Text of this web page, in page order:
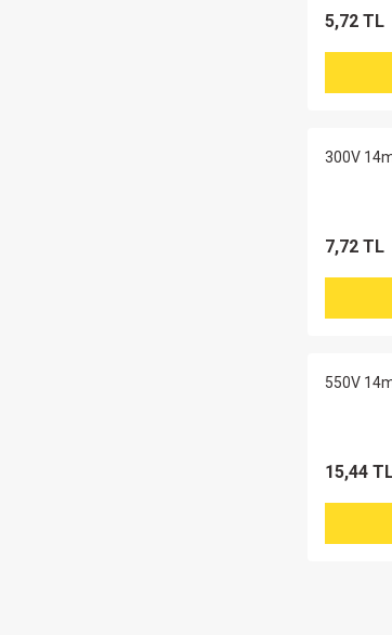
5,72 TL
300V
7,72 TL
550V
15,44